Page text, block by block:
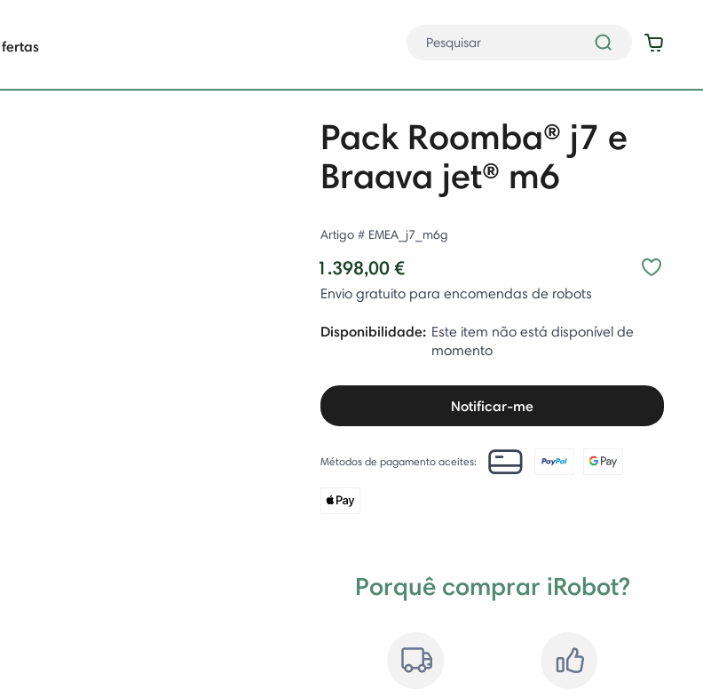
Pack Roomba® j7 e
Braava jet® m6
Artigo # EMEA_j7_m6g
1.398,00 €
Envio gratuito para encomendas de robots
Disponibilidade: Este item não está disponível de
momento
Notificar-me
Métodos de pagamento aceites:
Porquê comprar iRobot?